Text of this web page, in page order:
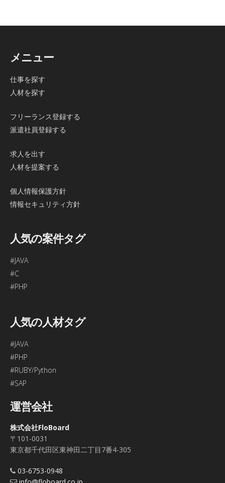
メニュー
仕事を探す
人材を探す
フリーランス登録する
派遣社員登録する
求人を出す
人材を提案する
個人情報保護方針
情報セキュリティ方針
人気の案件タグ
#JAVA
#C
#PHP
人気の人材タグ
#JAVA
#PHP
#RUBY/Python
#SAP
運営会社
株式会社FloBoard
〒101-0031
東京都千代田区東神田二丁目7番4-305
03-6753-0948